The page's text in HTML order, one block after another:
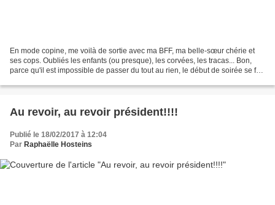
En mode copine, me voilà de sortie avec ma BFF, ma belle-sœur chérie et
ses cops. Oubliés les enfants (ou presque), les corvées, les tracas... Bon,
parce qu'il est impossible de passer du tout au rien, le début de soirée se fait
Au revoir, au revoir président!!!!
Publié le 18/02/2017 à 12:04
Par Raphaëlle Hosteins